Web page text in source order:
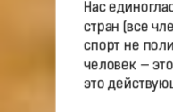
Нас
стран (все
спорт не
человек —
это